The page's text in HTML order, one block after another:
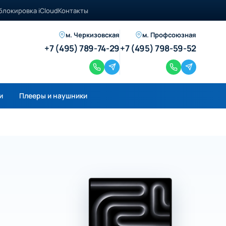
iCloudКонтакты
м. Черкизовская
+7 (495) 789-74-29
м. Профсоюзная
+7 (495) 798-59-52
Плееры и наушники